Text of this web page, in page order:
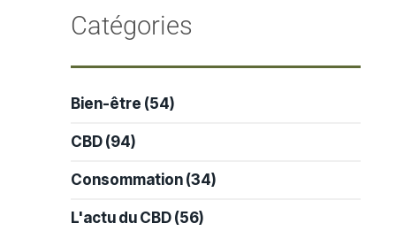
Catégories
Bien-être (54)
CBD(94)
Consommation(34)
L'actu du CBD(56)